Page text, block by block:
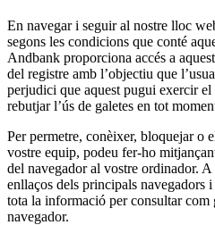
En navegar i seguir al nostre lloc
segons les condicions que conté
Andbank proporciona accés a
del registre amb l’objectiu que
perjudici que aquest pugui exercir
rebutjar l’ús de galetes en tot
Per permetre, conèixer, bloquejar o
vostre equip, podeu fer-ho
del navegador al vostre ordinador.
enllaços dels principals navegadors
tota la informació per consultar com
navegador.